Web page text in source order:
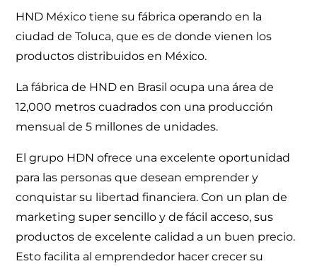
HND México tiene su fábrica operando en la
ciudad de Toluca, que es de donde vienen los
productos distribuidos en México.
La fábrica de HND en Brasil ocupa una área de
12,000 metros cuadrados con una producción
mensual de 5 millones de unidades.
El grupo HDN ofrece una excelente oportunidad
para las personas que desean emprender y
conquistar su libertad financiera. Con un plan de
marketing super sencillo y de fácil acceso, sus
productos de excelente calidad a un buen precio.
Esto facilita al emprendedor hacer crecer su